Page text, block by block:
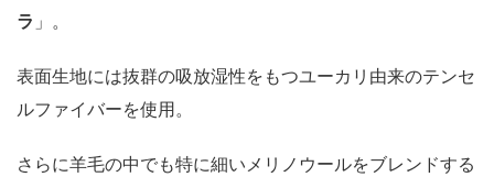
ラ 」。
表面生地には抜群の吸放湿性をもつユーカリ由来のテンセ
ルファイバーを使用。
さらに羊毛の中でも特に細いメリノウールをブレンドする